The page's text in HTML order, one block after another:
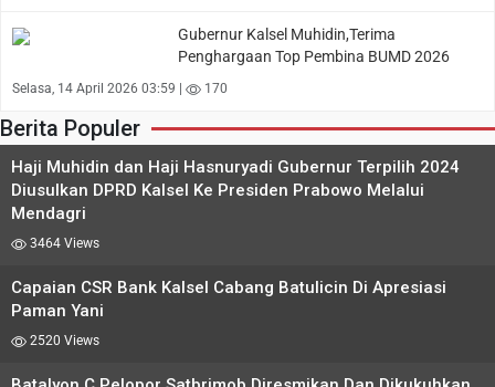
Gubernur Kalsel Muhidin,Terima
Penghargaan Top Pembina BUMD 2026
Selasa, 14 April 2026 03:59 | 170
Berita Populer
Haji Muhidin dan Haji Hasnuryadi Gubernur Terpilih 2024
Diusulkan DPRD Kalsel Ke Presiden Prabowo Melalui
Mendagri
3464 Views
Capaian CSR Bank Kalsel Cabang Batulicin Di Apresiasi
Paman Yani
2520 Views